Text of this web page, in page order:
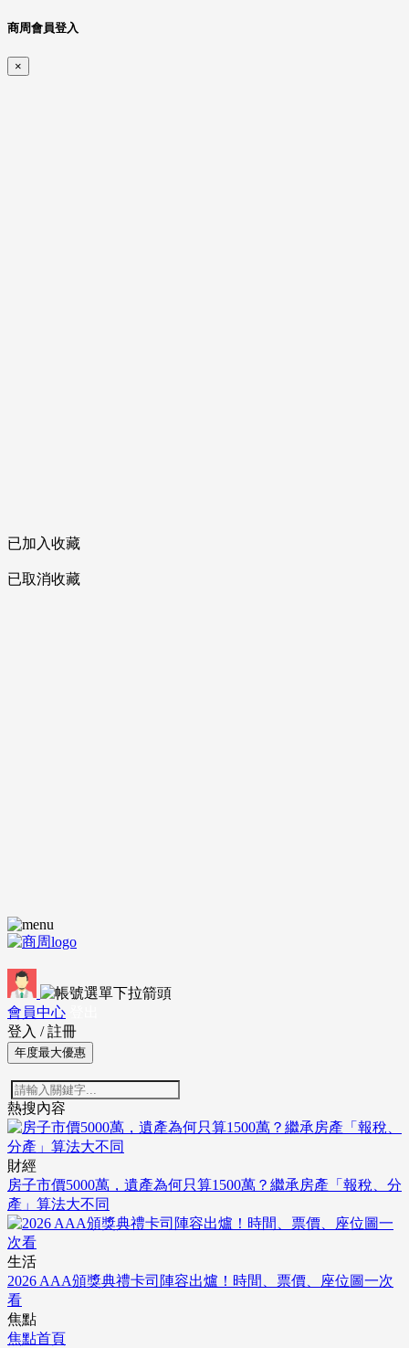
商周會員登入
×
已加入收藏
已取消收藏
會員中心
登入 / 註冊
年度最大優惠
熱搜內容
財經
房子市價5000萬，遺產為何只算1500萬？繼承房產「報稅、分
產」算法大不同
生活
2026 AAA頒獎典禮卡司陣容出爐！時間、票價、座位圖一次
看
焦點
焦點首頁